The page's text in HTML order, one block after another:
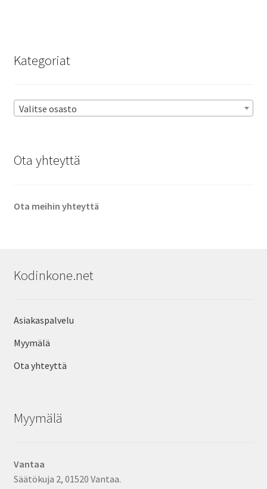
Kategoriat
Valitse osasto
Ota yhteyttä
Ota meihin yhteyttä
Kodinkone.net
Asiakaspalvelu
Myymälä
Ota yhteyttä
Myymälä
Vantaa
Säätökuja 2, 01520 Vantaa.